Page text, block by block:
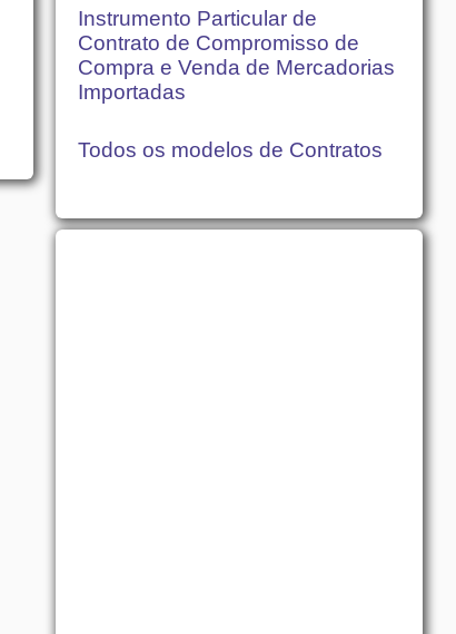
Instrumento Particular de
Contrato de Compromisso de
Compra e Venda de Mercadorias
Importadas
Todos os modelos de Contratos